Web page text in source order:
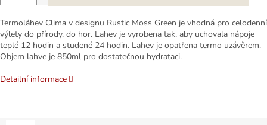
Termoláhev Clima v designu Rustic Moss Green je vhodná pro celodenní
výlety do přírody, do hor. Lahev je vyrobena tak, aby uchovala nápoje
teplé 12 hodin a studené 24 hodin. Lahev je opatřena termo uzávěrem.
Objem lahve je 850ml pro dostatečnou hydrataci.
Detailní informace